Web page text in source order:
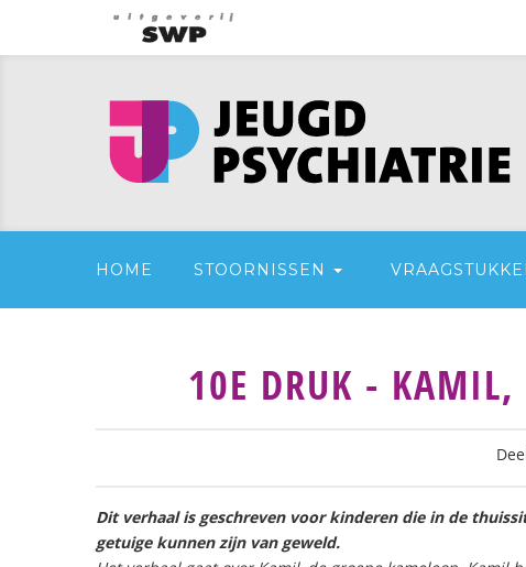
HOME STOORNISSEN
10E DRUK - KAMIL,
Dit verhaal is geschreven voor kinderen die in de
getuige kunnen zijn van geweld.